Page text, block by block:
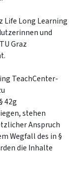
Life Long Learning
und
Graz
TeachCenter-
42g
stehen
Anspruch
Wegfall des in §
die Inhalte